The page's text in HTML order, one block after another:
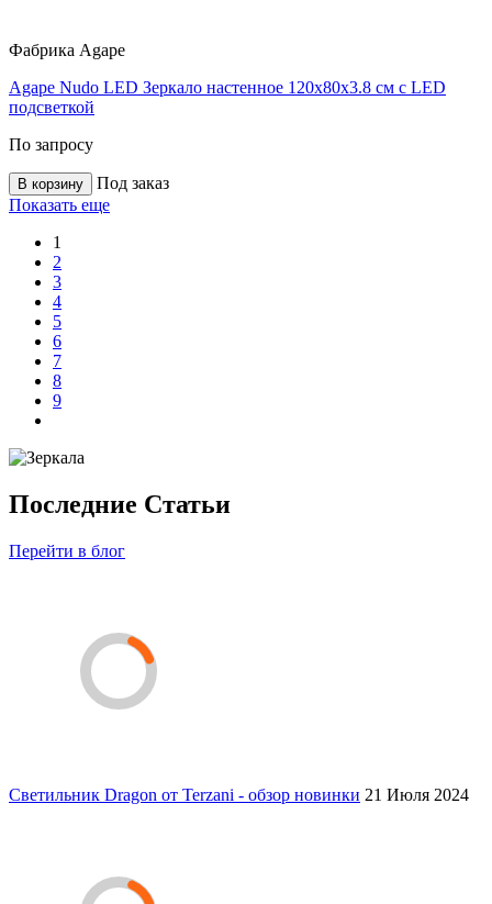
Фабрика Agape
Agape Nudo LED Зеркало настенное 120x80x3.8 см с LED
подсветкой
По запросу
В корзину
Под заказ
Показать еще
1
2
3
4
5
6
7
8
9
Последние Статьи
Перейти в блог
Светильник Dragon от Terzani - обзор новинки 21 Июля 2024